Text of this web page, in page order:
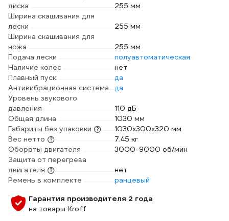
диска
255 мм
Ширина скашивания для
лески
255 мм
Ширина скашивания для
ножа
255 мм
Подача лески
полуавтоматическая
Наличие колес
нет
Плавный пуск
да
Антивибрационная система
да
Уровень звукового
давления
110 дБ
Общая длина
1030 мм
Габариты без упаковки
1030x300x320 мм
Вес нетто
7.45 кг
Обороты двигателя
3000-9000 об/мин
Защита от перегрева
двигателя
нет
Ремень в комплекте
ранцевый
Гарантия производителя 2 года
на товары Kroff